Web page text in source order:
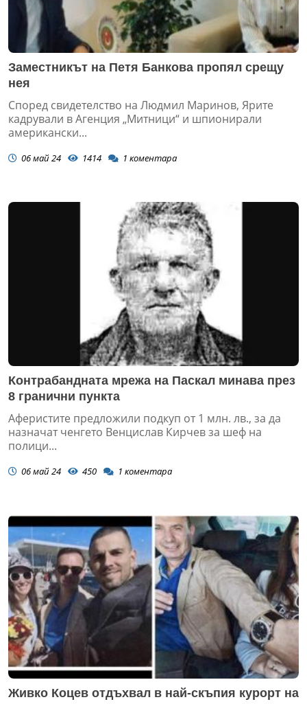
Заместникът на Петя Банкова пропял срещу
нея
Според свидетелство на Людмил Маринов, Ярите
кадрували в Агенция „Митници“ и шпионирали
американски...
06 май 24 1414 1 коментара
Контрабандната мрежа на Паскал минава през
8 гранични пункта
Аферистите предложили подкуп от 1 млн. лв., за да
назначат ченгето Венцислав Кирчев за шеф на
полици...
06 май 24 450 1 коментара
Живко Коцев отдъхвал в най-скъпия курорт на